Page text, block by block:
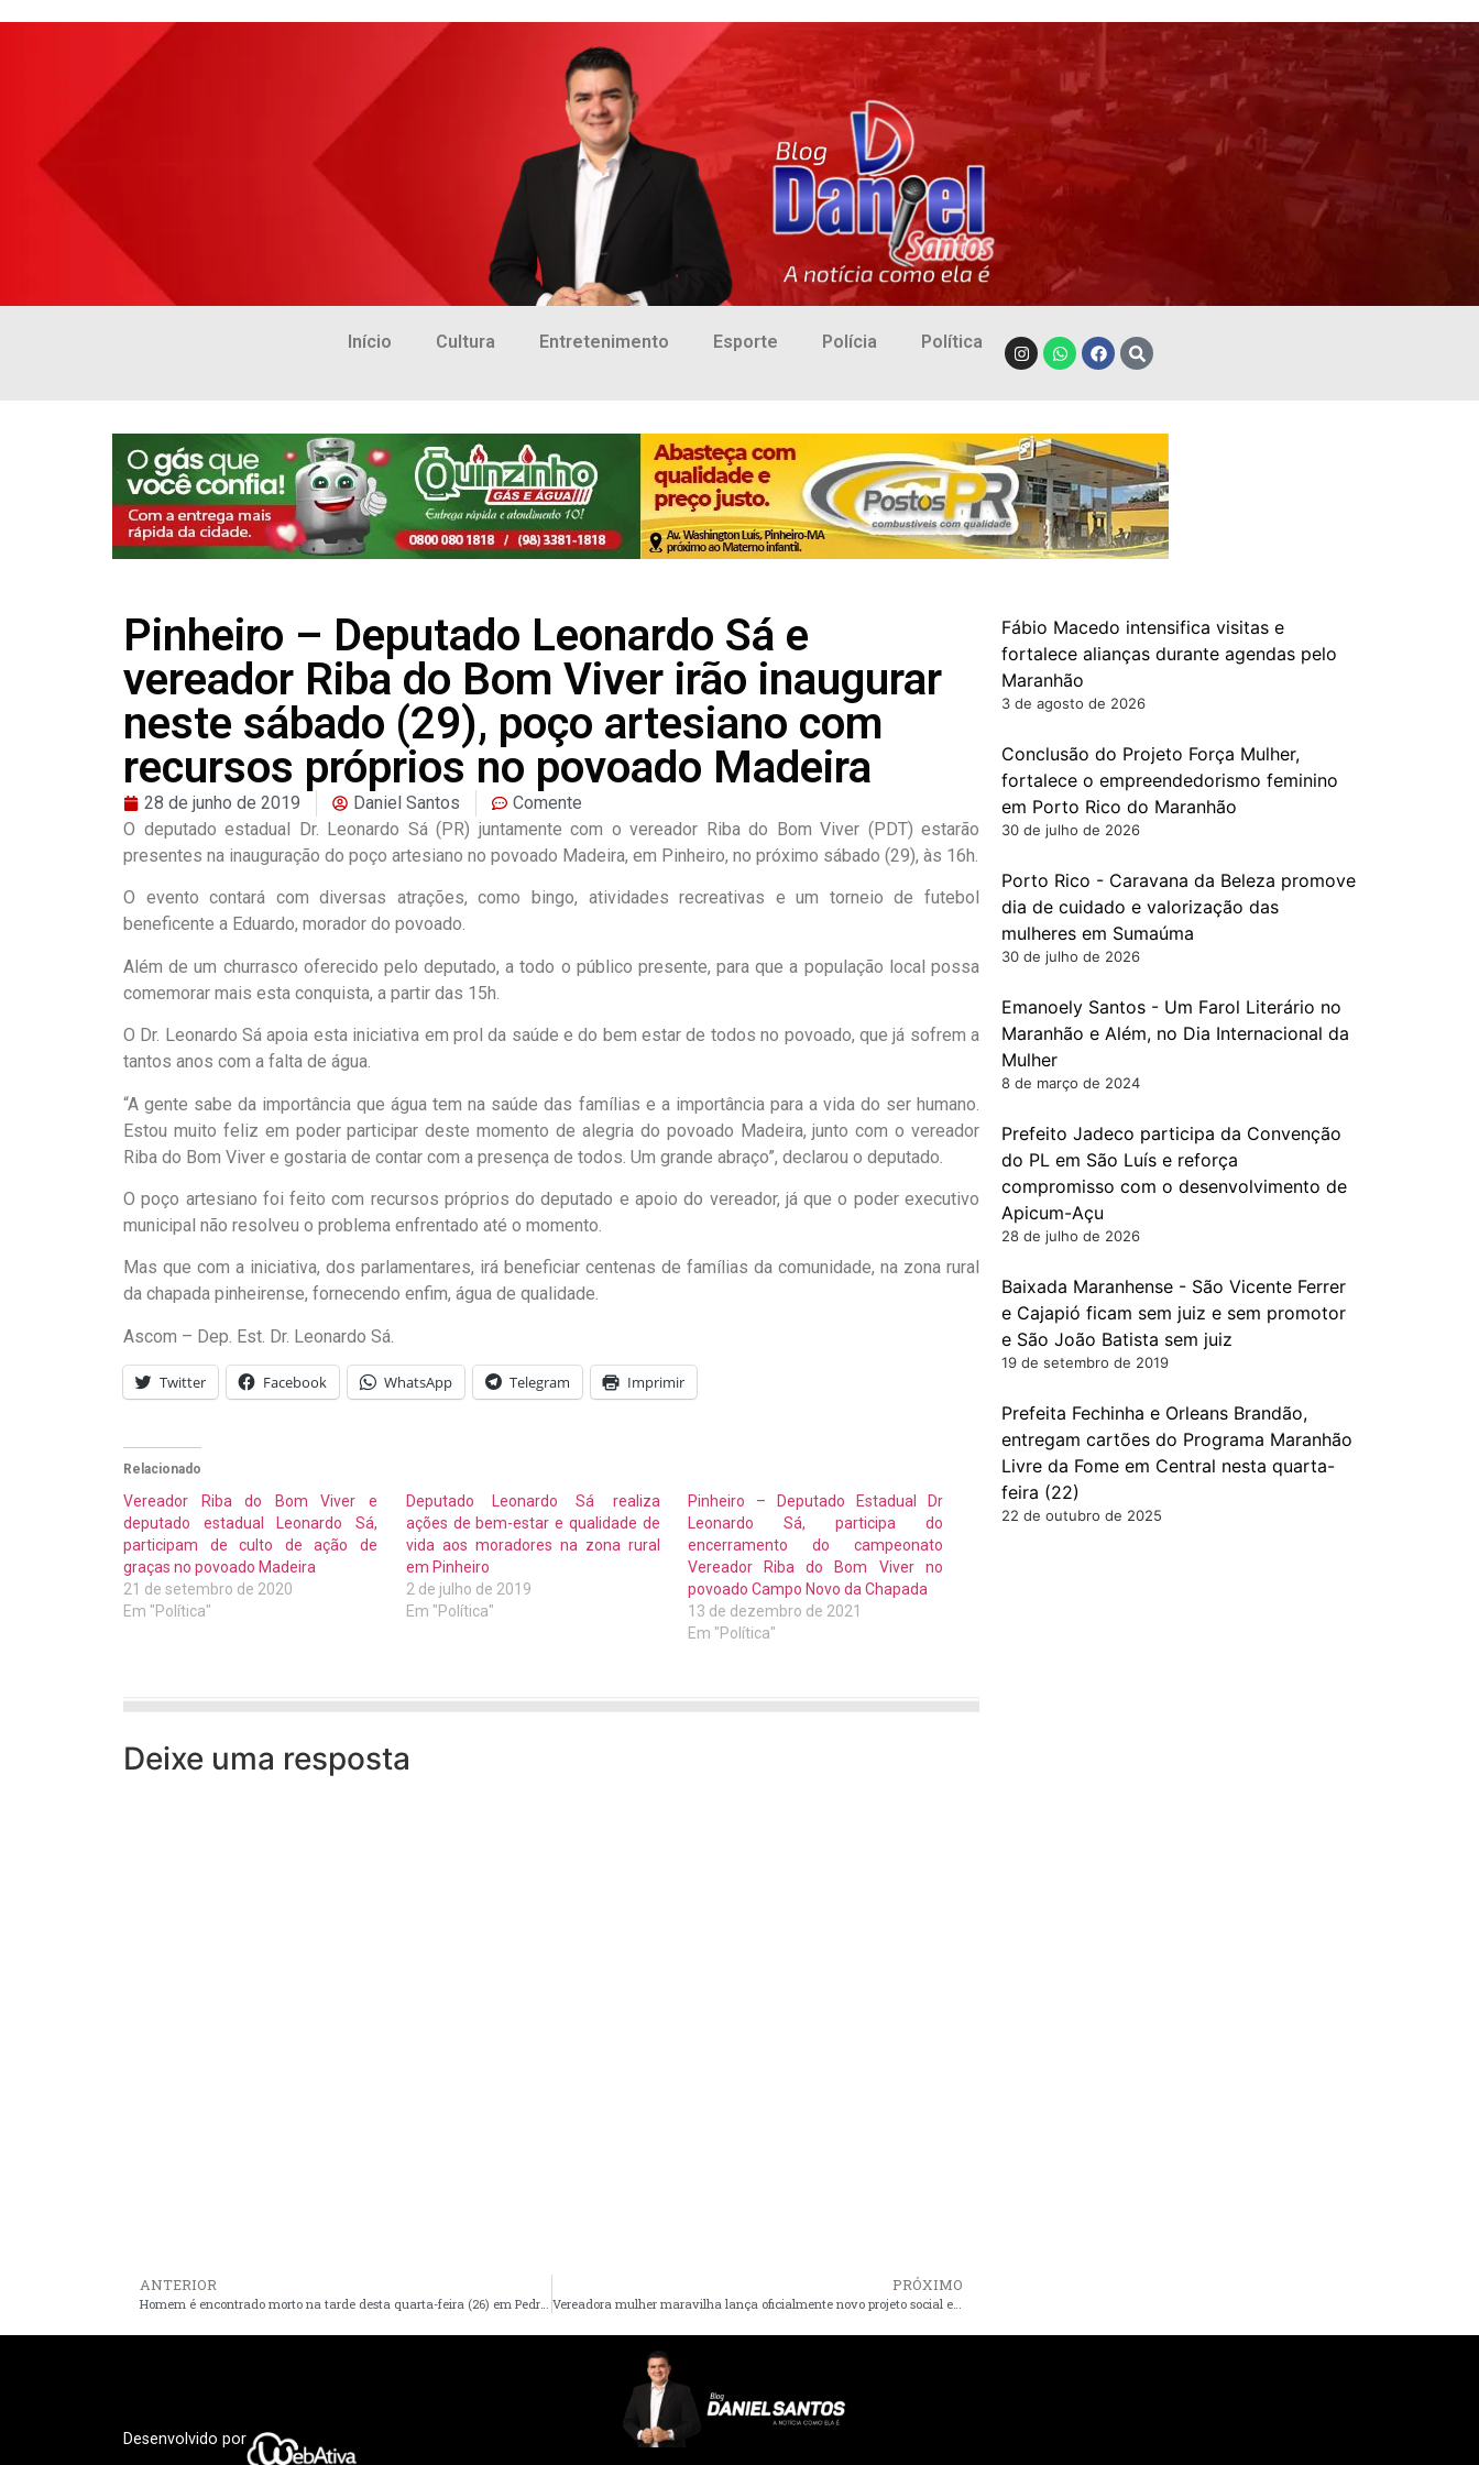
Início Cultura Entretenimento Esporte Polícia Política
Pinheiro – Deputado Leonardo Sá e
vereador Riba do Bom Viver irão inaugurar
neste sábado (29), poço artesiano com
recursos próprios no povoado Madeira
28 de junho de 2019 Daniel Santos
Comente
O deputado estadual Dr. Leonardo Sá (PR) juntamente com o vereador Riba do Bom Viver (PDT) estarão
presentes na inauguração do poço artesiano no povoado Madeira, em Pinheiro, no próximo sábado (29), às 16h.
O evento contará com diversas atrações, como bingo, atividades recreativas e um torneio de futebol
beneficente a Eduardo, morador do povoado.
Além de um churrasco oferecido pelo deputado, a todo o público presente, para que a população local possa
comemorar mais esta conquista, a partir das 15h.
O Dr. Leonardo Sá apoia esta iniciativa em prol da saúde e do bem estar de todos no povoado, que já sofrem a
tantos anos com a falta de água.
“A gente sabe da importância que água tem na saúde das famílias e a importância para a vida do ser humano.
Estou muito feliz em poder participar deste momento de alegria do povoado Madeira, junto com o vereador
Riba do Bom Viver e gostaria de contar com a presença de todos. Um grande abraço”, declarou o deputado.
O poço artesiano foi feito com recursos próprios do deputado e apoio do vereador, já que o poder executivo
municipal não resolveu o problema enfrentado até o momento.
Mas que com a iniciativa, dos parlamentares, irá beneficiar centenas de famílias da comunidade, na zona rural
da chapada pinheirense, fornecendo enfim, água de qualidade.
Ascom – Dep. Est. Dr. Leonardo Sá.
Twitter Facebook WhatsApp Telegram Imprimir
Relacionado
Vereador Riba do Bom Viver e
deputado estadual Leonardo Sá,
participam de culto de ação de
graças no povoado Madeira
21 de setembro de 2020
Em "Política"
Deputado Leonardo Sá realiza
ações de bem-estar e qualidade de
vida aos moradores na zona rural
em Pinheiro
2 de julho de 2019
Em "Política"
Pinheiro – Deputado Estadual Dr
Leonardo Sá, participa do
encerramento do campeonato
Vereador Riba do Bom Viver no
povoado Campo Novo da Chapada
13 de dezembro de 2021
Em "Política"
Deixe uma resposta
ANTERIOR
Homem é encontrado morto na tarde desta quarta-feira (26) em Pedro do Rosário-MA
PRÓXIMO
Vereadora mulher maravilha lança oficialmente novo projeto social em Cururupu-MA
Fábio Macedo intensifica visitas e
fortalece alianças durante agendas pelo
Maranhão
3 de agosto de 2026
Conclusão do Projeto Força Mulher,
fortalece o empreendedorismo feminino
em Porto Rico do Maranhão
30 de julho de 2026
Porto Rico - Caravana da Beleza promove
dia de cuidado e valorização das
mulheres em Sumaúma
30 de julho de 2026
Emanoely Santos - Um Farol Literário no
Maranhão e Além, no Dia Internacional da
Mulher
8 de março de 2024
Prefeito Jadeco participa da Convenção
do PL em São Luís e reforça
compromisso com o desenvolvimento de
Apicum-Açu
28 de julho de 2026
Baixada Maranhense - São Vicente Ferrer
e Cajapió ficam sem juiz e sem promotor
e São João Batista sem juiz
19 de setembro de 2019
Prefeita Fechinha e Orleans Brandão,
entregam cartões do Programa Maranhão
Livre da Fome em Central nesta quarta-
feira (22)
22 de outubro de 2025
Desenvolvido por